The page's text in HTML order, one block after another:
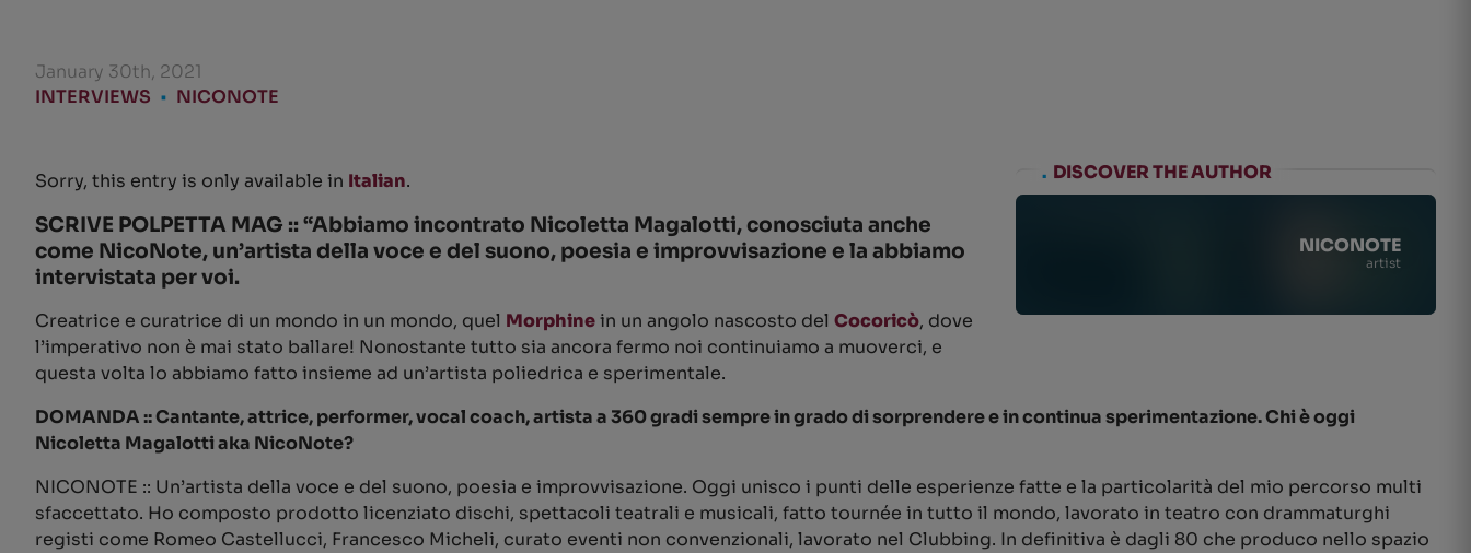
January 30th, 2021
INTERVIEWS • NICONOTE
. DISCOVER THE AUTHOR
NICONOTE
artist
Sorry, this entry is only available in Italian.
SCRIVE POLPETTA MAG :: “Abbiamo incontrato Nicoletta Magalotti, conosciuta anche
come NicoNote, un’artista della voce e del suono, poesia e improvvisazione e la abbiamo
intervistata per voi.
Creatrice e curatrice di un mondo in un mondo, quel Morphinein un angolo nascosto del Cocoricò, dove
l’imperativo non è mai stato ballare! Nonostante tutto sia ancora fermo noi continuiamo a muoverci, e
questa volta lo abbiamo fatto insieme ad un’artista poliedrica e sperimentale.
DOMANDA :: Cantante, attrice, performer, vocal coach, artista a 360 gradi sempre in grado di sorprendere e in continua sperimentazione. Chi è oggi
Nicoletta Magalotti aka NicoNote?
NICONOTE :: Un’artista della voce e del suono, poesia e improvvisazione. Oggi unisco i punti delle esperienze fatte e la particolarità del mio percorso multi
sfaccettato. Ho composto prodotto licenziato dischi, spettacoli teatrali e musicali, fatto tournée in tutto il mondo, lavorato in teatro con drammaturghi
registi come Romeo Castellucci, Francesco Micheli, curato eventi non convenzionali, lavorato nel Clubbing. In definitiva è dagli 80 che produco nello spazio